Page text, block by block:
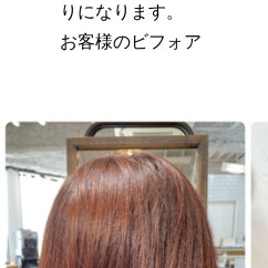
りになります。
お客様のビフォア